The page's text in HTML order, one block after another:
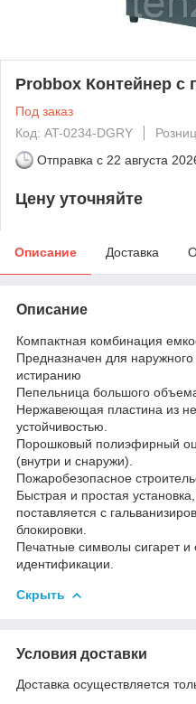
Probbox Контейнер с
Под заказ
Код: AT-0234-DGRY
Отправка с 22 августа
Цену уточняйте
Описание Доставка
Описание
Компактная комбинация
Предназначен для
истиранию
Пепельница большого
Нержавеющая пластина из
устойчивостью.
Порошковый полиэфирный
(внутри и снаружи).
Пожаробезопасное
Быстрая и простая
поставляется с
блокировки.
Печатные символы сигарет
идентификации.
Скрыть
Условия доставки
Доставка осуществляется